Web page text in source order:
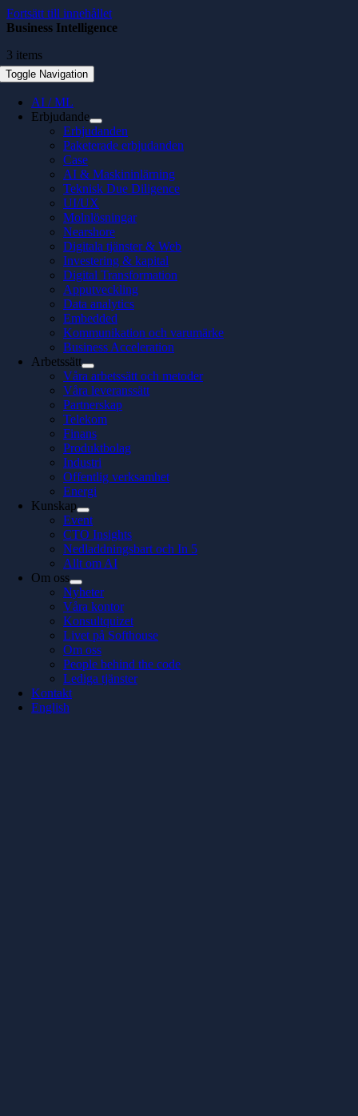
Fortsätt till innehållet
Toggle Navigation
AI / ML
Erbjudande
Erbjudanden
Paketerade erbjudanden
Case
AI & Maskininlärning
Teknisk Due Diligence
UI/UX
Molnlösningar
Nearshore
Digitala tjänster & Web
Investering & kapital
Digital Transformation
Apputveckling
Data analytics
Embedded
Kommunikation och varumärke
Business Acceleration
Arbetssätt
Våra arbetssätt och metoder
Våra leveranssätt
Partnerskap
Telekom
Finans
Produktbolag
Industri
Offentlig verksamhet
Energi
Kunskap
Event
CTO Insights
Nedladdningsbart och In 5
Allt om AI
Om oss
Nyheter
Våra kontor
Konsultquizet
Livet på Softhouse
Om oss
People behind the code
Lediga tjänster
Kontakt
English
Business Intelligence
3 items